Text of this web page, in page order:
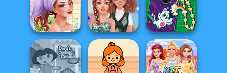
Chibi Doll: Avatar
Creator
Ghoulish To
Gorgeous Cool
Zomb...
TikTok Divas DIY
Makeup
My Glow Up
Journey
Nerd
DIY Phone Case